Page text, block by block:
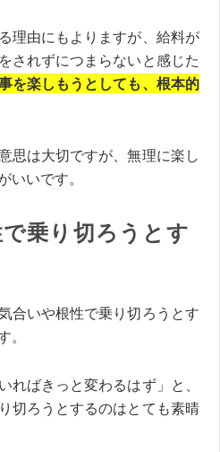
理由にもよりますが、給料が
されずにつまらないと感じた
を楽しもうとしても、根本的
思は大切ですが、無理に楽し
いいです。
乗り切ろうとす
合いや根性で乗り切ろうとす
ればきっと変わるはず」と、
切ろうとするのはとても素晴